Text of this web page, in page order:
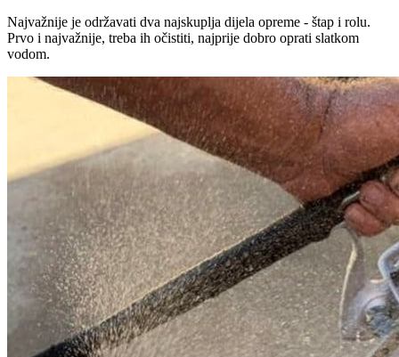
Najvažnije je održavati dva najskuplja dijela opreme - štap i rolu.
Prvo i najvažnije, treba ih očistiti, najprije dobro oprati slatkom
vodom.